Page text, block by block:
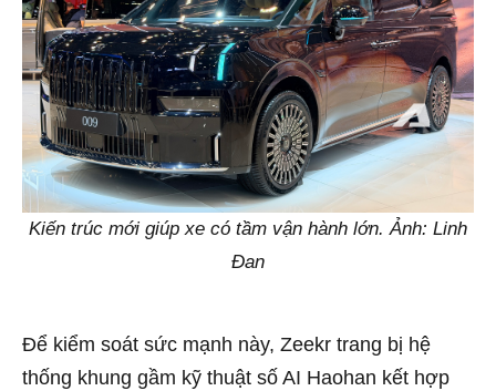
Kiến trúc mới giúp xe có tầm vận hành lớn. Ảnh: Linh
Đan
Để kiểm soát sức mạnh này, Zeekr trang bị hệ
thống khung gầm kỹ thuật số AI Haohan kết hợp